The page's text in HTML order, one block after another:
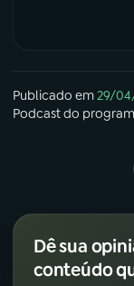
Publicado em29/
Podcastdo
Dê sua
conteúdo